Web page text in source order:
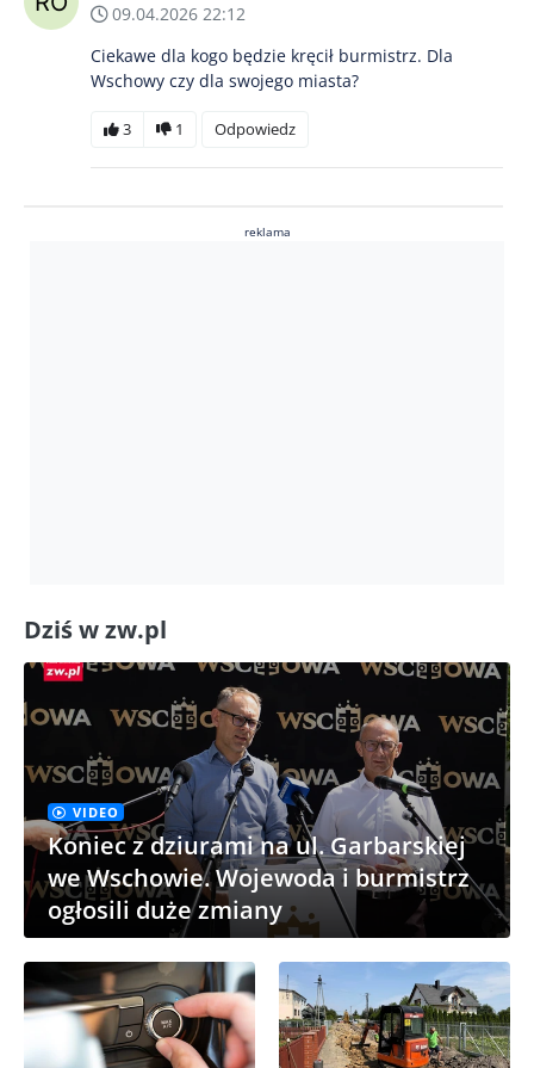
09.04.2026 22:12
Ciekawe dla kogo będzie kręcił burmistrz. Dla
Wschowy czy dla swojego miasta?
3 1 Odpowiedz
reklama
Dziś w zw.pl
VIDEO
Koniec z dziurami na ul. Garbarskiej
we Wschowie. Wojewoda i burmistrz
ogłosili duże zmiany